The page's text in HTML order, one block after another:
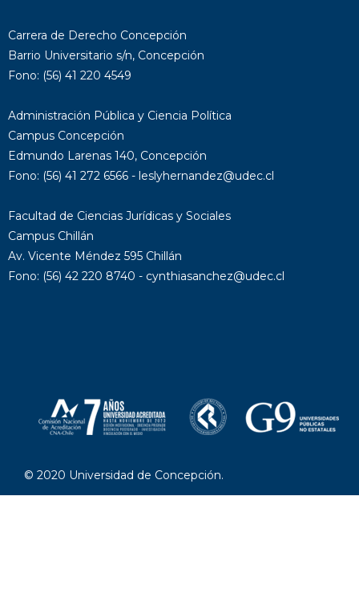
Carrera de Derecho Concepción
Barrio Universitario s/n, Concepción
Fono: (56) 41 220 4549
Administración Pública y Ciencia Política
Campus Concepción
Edmundo Larenas 140, Concepción
Fono: (56) 41 272 6566 - leslyhernandez@udec.cl
Facultad de Ciencias Jurídicas y Sociales
Campus Chillán
Av. Vicente Méndez 595 Chillán
Fono: (56) 42 220 8740 - cynthiasanchez@udec.cl
© 2020 Universidad de Concepción.